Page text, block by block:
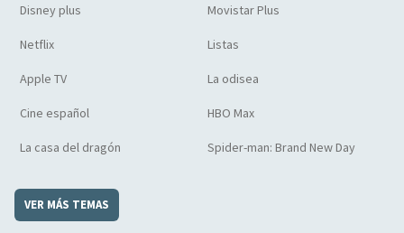
Disney plus Movistar Plus
Netflix Listas
Apple TV La odisea
Cine español HBO Max
La casa del dragón Spider-man: Brand New Day
VER MÁS TEMAS